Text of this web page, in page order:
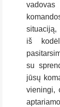
vadovas
situaciją,
iš
su
jūsų
vieningi,